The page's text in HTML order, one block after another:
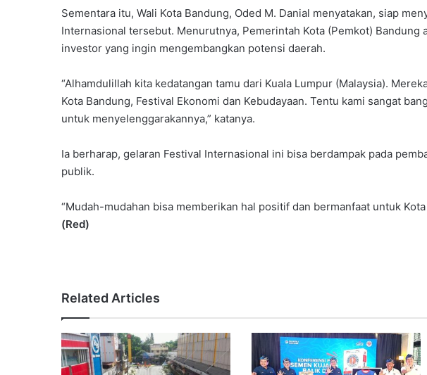
Sementara itu, Wali Kota Bandung, Oded M. Danial ‎menyatakan, siap
Internasional tersebut. Menurutnya, Pemerintah Kota (Pemkot) Bandung
investor yang ingin mengembangkan potensi daerah.
“Alhamdulillah kita kedatangan tamu dari Kuala Lumpur (Malaysia).
Kota Ba‎ndung, Festival Ekonomi dan Kebudayaan. Tentu kami sangat
untuk menyelenggarakannya,” katanya.
Ia berharap, gelaran Festival Internasional ini bisa berdampak pada
publik.
“Mudah-mudahan bisa memberikan hal positif dan bermanfaat untuk
(Red)
Related Articles